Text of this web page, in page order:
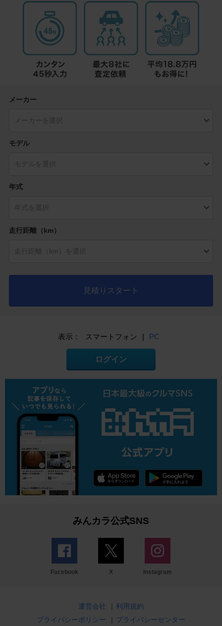
メーカー
モデル
年式
走行距離（km）
見積りスタート
表示： スマートフォン | PC
ログイン
みんカラ公式SNS
Facebook X Instagram
運営会社 | 利用規約
プライバシーポリシー
| プライバシーセンター